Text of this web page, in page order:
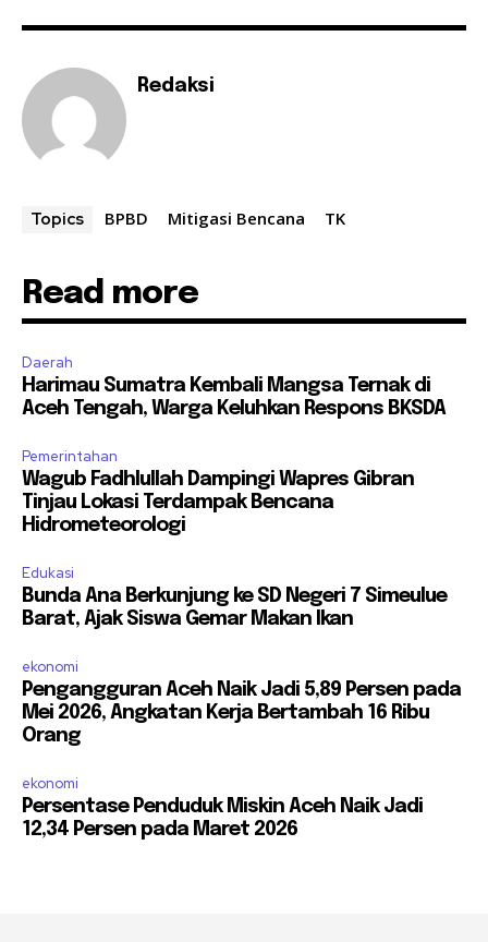
Redaksi
Topics BPBD Mitigasi Bencana TK
Read more
Daerah
Harimau Sumatra Kembali Mangsa Ternak di
Aceh Tengah, Warga Keluhkan Respons BKSDA
Pemerintahan
Wagub Fadhlullah Dampingi Wapres Gibran
Tinjau Lokasi Terdampak Bencana
Hidrometeorologi
Edukasi
Bunda Ana Berkunjung ke SD Negeri 7 Simeulue
Barat, Ajak Siswa Gemar Makan Ikan
ekonomi
Pengangguran Aceh Naik Jadi 5,89 Persen pada
Mei 2026, Angkatan Kerja Bertambah 16 Ribu
Orang
ekonomi
Persentase Penduduk Miskin Aceh Naik Jadi
12,34 Persen pada Maret 2026